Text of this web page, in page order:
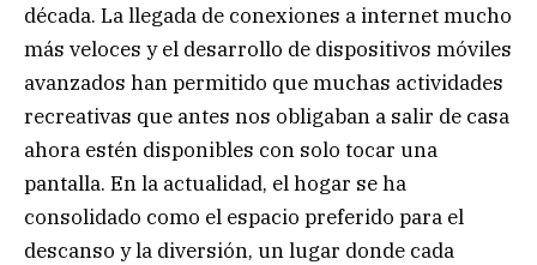
década. La llegada de conexiones a internet mucho
más veloces y el desarrollo de dispositivos móviles
avanzados han permitido que muchas actividades
recreativas que antes nos obligaban a salir de casa
ahora estén disponibles con solo tocar una
pantalla. En la actualidad, el hogar se ha
consolidado como el espacio preferido para el
descanso y la diversión, un lugar donde cada